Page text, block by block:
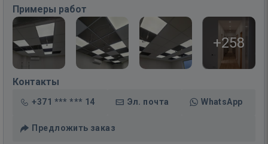
Примеры работ
+258
Контакты
+371 *** *** 14 Эл. почта WhatsApp
Предложить заказ